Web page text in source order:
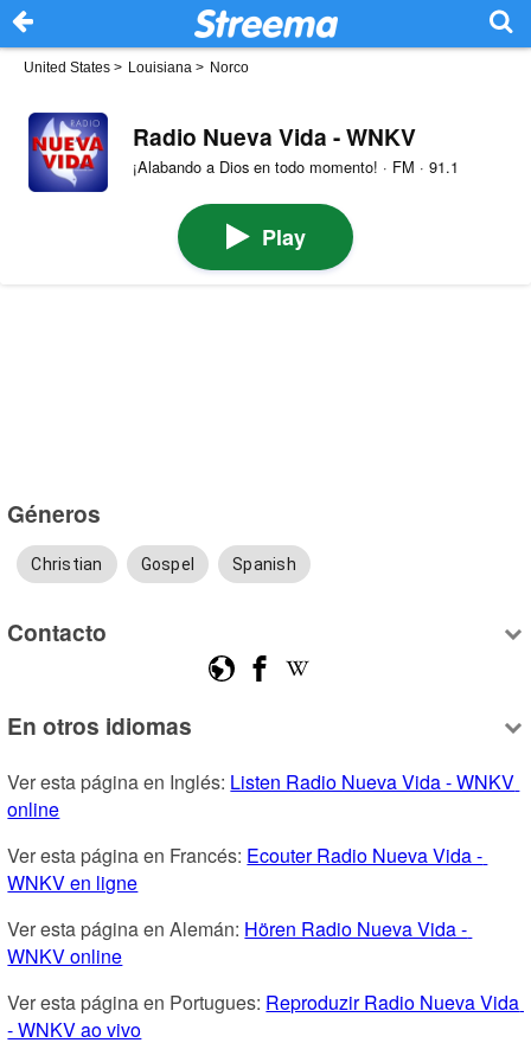
United States > Louisiana > Norco
Radio Nueva Vida - WNKV
¡Alabando a Dios en todo momento! · FM · 91.1
Play
Géneros
Christian Gospel Spanish
Contacto
En otros idiomas
Ver esta página en Inglés: Listen Radio Nueva Vida - WNKV
online
Ver esta página en Francés: Ecouter Radio Nueva Vida -
WNKV en ligne
Ver esta página en Alemán: Hören Radio Nueva Vida -
WNKV online
Ver esta página en Portugues: Reproduzir Radio Nueva Vida
- WNKV ao vivo